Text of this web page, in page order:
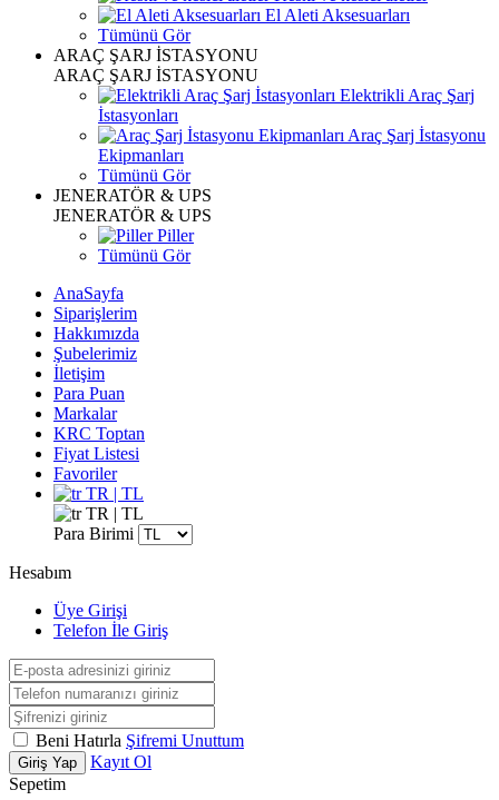
El Aleti Aksesuarları
Tümünü Gör
ARAÇ ŞARJ İSTASYONU
ARAÇ ŞARJ İSTASYONU
Elektrikli Araç Şarj
İstasyonları
Araç Şarj İstasyonu
Ekipmanları
Tümünü Gör
JENERATÖR & UPS
JENERATÖR & UPS
Piller
Tümünü Gör
AnaSayfa
Siparişlerim
Hakkımızda
Şubelerimiz
İletişim
Para Puan
Markalar
KRC Toptan
Fiyat Listesi
Favoriler
TR | TL
TR | TL
Para Birimi
Hesabım
Üye Girişi
Telefon İle Giriş
Beni Hatırla Şifremi Unuttum
Giriş Yap
Kayıt Ol
Sepetim